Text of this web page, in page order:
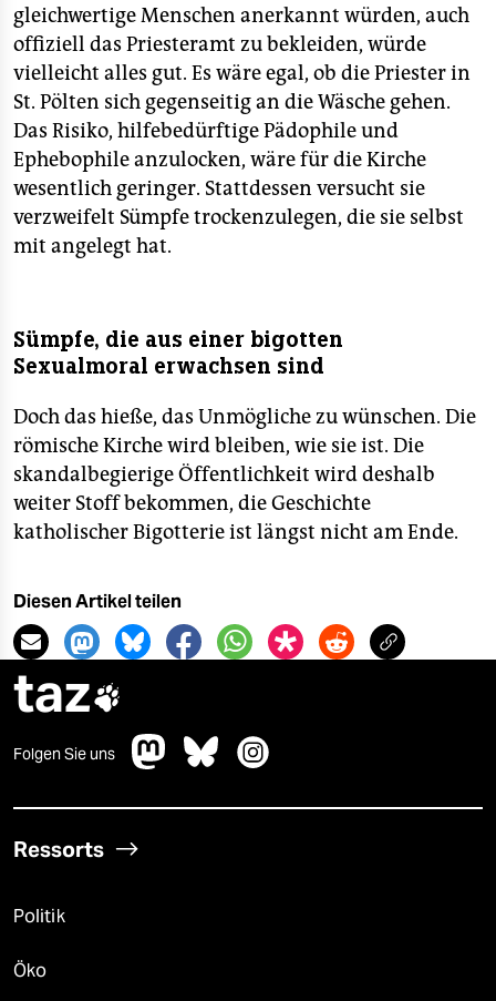
gleichwertige Menschen anerkannt würden, auch
offiziell das Priesteramt zu bekleiden, würde
vielleicht alles gut. Es wäre egal, ob die Priester in
St. Pölten sich gegenseitig an die Wäsche gehen.
Das Risiko, hilfebedürftige Pädophile und
Ephebophile anzulocken, wäre für die Kirche
wesentlich geringer. Stattdessen versucht sie
verzweifelt Sümpfe trockenzulegen, die sie selbst
mit angelegt hat.
Sümpfe, die aus einer bigotten
Sexualmoral erwachsen sind
Doch das hieße, das Unmögliche zu wünschen. Die
römische Kirche wird bleiben, wie sie ist. Die
skandalbegierige Öffentlichkeit wird deshalb
weiter Stoff bekommen, die Geschichte
katholischer Bigotterie ist längst nicht am Ende.
Diesen Artikel teilen
taz
Folgen Sie uns
Ressorts
Politik
Öko